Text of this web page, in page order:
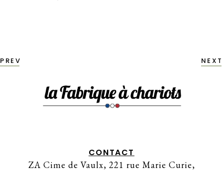
PREV NEXT
CONTACT
ZA Cime de Vaulx, 221 rue Marie Curie,